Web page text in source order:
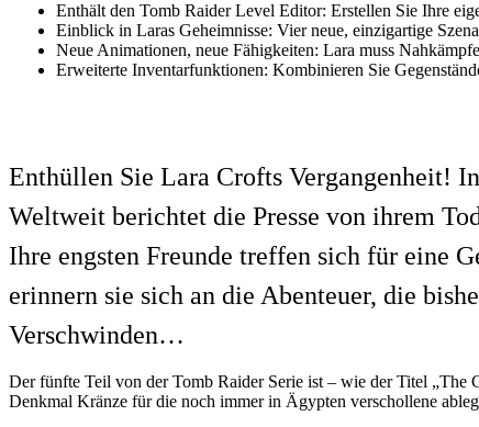
Enthält den Tomb Raider Level Editor: Erstellen Sie Ihre
Einblick in Laras Geheimnisse: Vier neue, einzigartige
Neue Animationen, neue Fähigkeiten: Lara muss
Erweiterte Inventarfunktionen: Kombinieren Sie
Enthüllen Sie Lara Crofts Vergangenheit!
Weltweit berichtet die Presse von ihrem
Ihre engsten Freunde treffen sich für eine
erinnern sie sich an die Abenteuer, die
Verschwinden…
Der fünfte Teil von der Tomb Raider Serie ist – wie der Titel „The
Denkmal Kränze für die noch immer in Ägypten verschollene